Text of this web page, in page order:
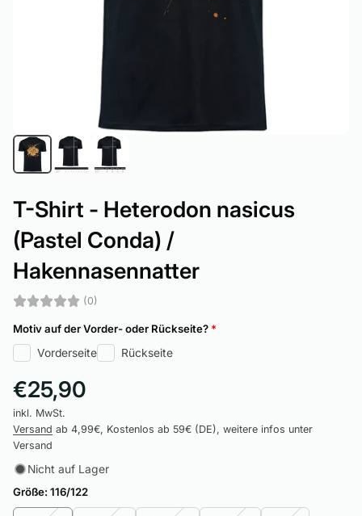
T-Shirt - Heterodon nasicus
(Pastel Conda) /
Hakennasennatter
(0)
Motiv auf der Vorder- oder Rückseite? *
Vorderseite
Rückseite
€25,90
inkl. MwSt.
Versand ab 4,99€, Kostenlos ab 59€ (DE), weitere infos unter
Versand
Nicht auf Lager
Größe: 116/122